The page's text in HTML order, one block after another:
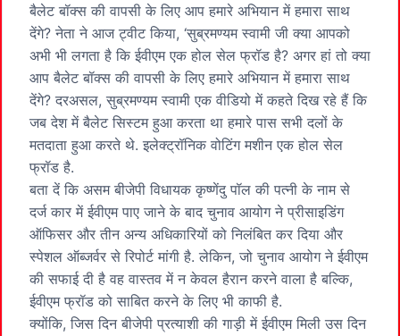
बैलेट बॉक्स की वापसी के लिए आप हमारे अभियान में हमारा साथ
देंगे? नेता ने आज ट्वीट किया, ‘सुब्रमण्यम स्वामी जी क्या आपको
अभी भी लगता है कि ईवीएम एक होल सेल फ्रॉड है? अगर हां तो क्या
आप बैलेट बॉक्स की वापसी के लिए हमारे अभियान में हमारा साथ
देंगे? दरअसल, सुब्रमण्यम स्वामी एक वीडियो में कहते दिख रहे हैं कि
जब देश में बैलेट सिस्टम हुआ करता था हमारे पास सभी दलों के
मतदाता हुआ करते थे. इलेक्ट्रॉनिक वोटिंग मशीन एक होल सेल
फ्रॉड है.
बता दें कि असम बीजेपी विधायक कृष्णेंदु पॉल की पत्नी के नाम से
दर्ज कार में ईवीएम पाए जाने के बाद चुनाव आयोग ने प्रीसाइडिंग
ऑफिसर और तीन अन्य अधिकारियों को निलंबित कर दिया और
स्पेशल ऑब्जर्वर से रिपोर्ट मांगी है. लेकिन, जो चुनाव आयोग ने ईवीएम
की सफाई दी है वह वास्तव में न केवल हैरान करने वाला है बल्कि,
ईवीएम फ्रॉड को साबित करने के लिए भी काफी है.
क्योंकि, जिस दिन बीजेपी प्रत्याशी की गाड़ी में ईवीएम मिली उस दिन